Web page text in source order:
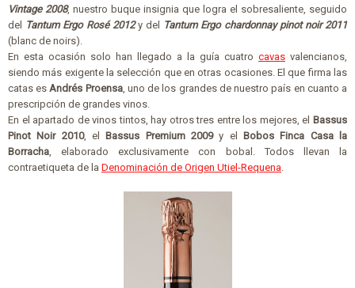
Vintage 2008, nuestro buque insignia que logra el sobresaliente, seguido
del Tantum Ergo Rosé 2012y del Tantum Ergo chardonnay pinot noir 2011
(blanc de noirs).
En esta ocasión solo han llegado a la guía cuatro cavas valencianos,
siendo más exigente la selección que en otras ocasiones. El que firma las
catas es Andrés Proensa, uno de los grandes de nuestro país en cuanto a
prescripción de grandes vinos.
En el apartado de vinos tintos, hay otros tres entre los mejores, el Bassus
Pinot Noir 2010, elBassus Premium 2009y elBobos Finca Casa la
Borracha , elaborado exclusivamente con bobal. Todos llevan la
contraetiqueta de la Denominación de Origen Utiel-Requena